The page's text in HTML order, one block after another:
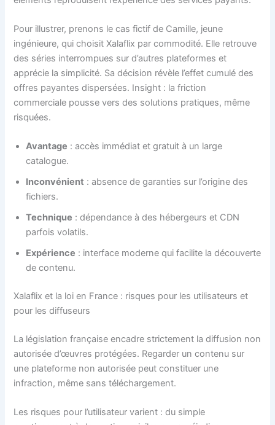
Pour illustrer, prenons le cas fictif de Camille, jeune
ingénieure, qui choisit Xalaflix par commodité. Elle retrouve
des séries interrompues sur d’autres plateformes et
apprécie la simplicité. Sa décision révèle l’effet cumulé des
offres payantes dispersées. Insight : la friction
commerciale pousse vers des solutions pratiques, même
risquées.
Avantage : accès immédiat et gratuit à un large
catalogue.
Inconvénient : absence de garanties sur l’origine des
fichiers.
Technique : dépendance à des hébergeurs et CDN
parfois volatils.
Expérience : interface moderne qui facilite la découverte
de contenu.
Xalaflix et la loi en France : risques pour les utilisateurs et
pour les diffuseurs
La législation française encadre strictement la diffusion non
autorisée d’œuvres protégées. Regarder un contenu sur
une plateforme non autorisée peut constituer une
infraction, même sans téléchargement.
Les risques pour l’utilisateur varient : du simple